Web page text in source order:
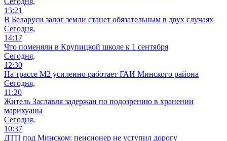
15:21
В Беларуси залог земли станет обязательным в двух случаях
Сегодня,
14:17
Что поменяли в Крупицкой школе к 1 сентября
Сегодня,
12:30
На трассе М2 усиленно работает ГАИ Минского района
Сегодня,
11:20
Житель Заславля задержан по подозрению в хранении
марихуаны
Сегодня,
10:37
ДТП под Минском: пенсионер не уступил дорогу